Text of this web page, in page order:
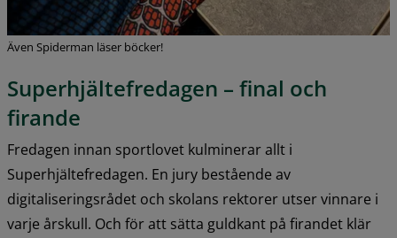
Även Spiderman läser böcker!
Superhjältefredagen – final och
firande
Fredagen innan sportlovet kulminerar allt i
Superhjältefredagen. En jury bestående av
digitaliseringsrådet och skolans rektorer utser vinnare i
varje årskull. Och för att sätta guldkant på firandet klär